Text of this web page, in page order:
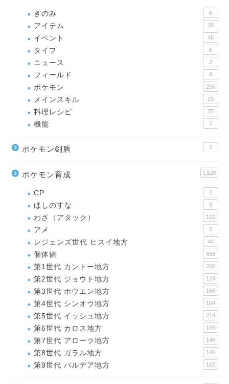
きのみ 6
アイテム 18
イベント 46
タイプ 6
ニュース 2
フィールド 8
ポケモン 256
メインスキル 23
料理レシピ 35
機能 7
ポケモン剣盾 2
ポケモン育成 1,520
CP 2
ほしのすな 5
わざ（アタック） 102
アメ 5
レジェンズ世代 ヒスイ地方 44
個体値 658
第1世代 カントー地方 200
第2世代 ジョウト地方 124
第3世代 ホウエン地方 166
第4世代 シンオウ地方 164
第5世代 イッシュ地方 214
第6世代 カロス地方 106
第7世代 アローラ地方 146
第8世代 ガラル地方 140
第9世代 パルデア地方 102